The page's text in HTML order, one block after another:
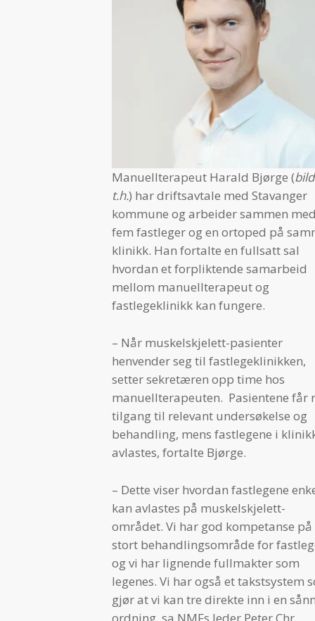
Manuellterapeut Harald Bjørge (
t.h.) har driftsavtale med Stavanger
kommune og arbeider sammen
fem fastleger og en ortoped på
klinikk. Han fortalte en fullsatt sal
hvordan et forpliktende samarbeid
mellom manuellterapeut og
fastlegeklinikk kan fungere.
– Når muskelskjelett-pasienter
henvender seg til fastlegeklinikken,
setter sekretæren opp time hos
manuellterapeuten. Pasientene får
tilgang til relevant undersøkelse og
behandling, mens fastlegene i
avlastes, fortalte Bjørge.
– Dette viser hvordan fastlegene
kan avlastes på muskelskjelett-
området. Vi har god kompetanse på
stort behandlingsområde for
og vi har lignende fullmakter som
legenes. Vi har også et takstsystem
gjør at vi kan tre direkte inn i en